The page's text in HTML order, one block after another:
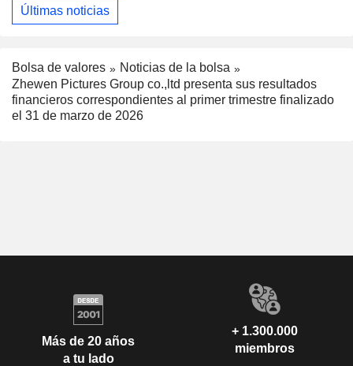
Últimas noticias
Bolsa de valores
Noticias de la bolsa
Zhewen Pictures Group co.,ltd presenta sus resultados
financieros correspondientes al primer trimestre finalizado
el 31 de marzo de 2026
Más de 20 años
a tu lado
+ 1.300.000
miembros